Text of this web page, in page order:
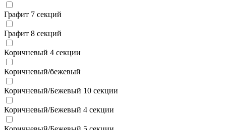
Графит 7 секций
Графит 8 секций
Коричневый 4 секции
Коричневый/бежевый
Коричневый/Бежевый 10 секции
Коричневый/Бежевый 4 секции